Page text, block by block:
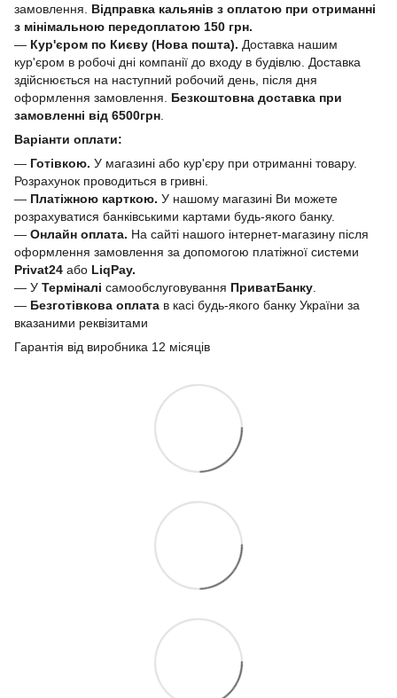
замовлення. Відправка кальянів з оплатою при отриманні
з мінімальною передоплатою 150 грн.
— Кур'єром по Києву (Нова пошта). Доставка нашим
кур'єром в робочі дні компанії до входу в будівлю. Доставка
здійснюється на наступний робочий день, після дня
оформлення замовлення.
Безкоштовна доставка при
замовленні від 6500грн
Варіанти оплати:
— Готівкою. У магазині або кур'єру при отриманні товару.
Розрахунок проводиться в гривні.
— Платіжною карткою. У нашому магазині Ви можете
розрахуватися банківськими картами будь-якого банку.
— Онлайн оплата. На сайті нашого інтернет-магазину після
оформлення замовлення за допомогою платіжної системи
Privat24 або LiqPay.
— У Терміналі самообслуговування ПриватБанку
— Безготівкова оплата в касі будь-якого банку України за
вказаними реквізитами
Гарантія від виробника 12 місяців